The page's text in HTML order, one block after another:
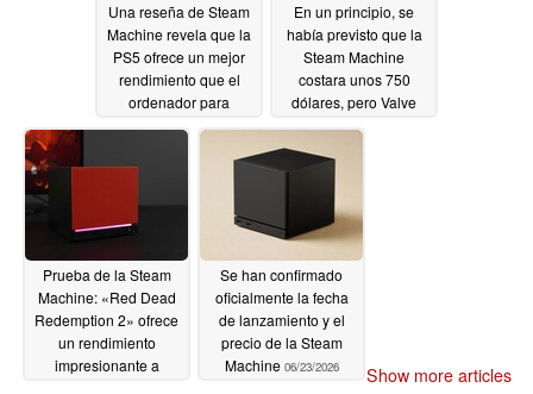
Una reseña de Steam
Machine revela que la
PS5 ofrece un mejor
rendimiento que el
ordenador para
En un principio, se
había previsto que la
Steam Machine
costara unos 750
dólares, pero Valve
un aumento de precio
similar al de la Steam
Prueba de la Steam
Machine: «Red Dead
Redemption 2» ofrece
un rendimiento
impresionante a
Se han confirmado
oficialmente la fecha
de lanzamiento y el
precio de la Steam
Machine 06/23/2026 Show more articles